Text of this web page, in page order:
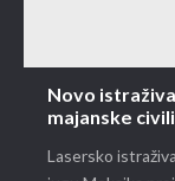
Novo
majanske
Lasersko